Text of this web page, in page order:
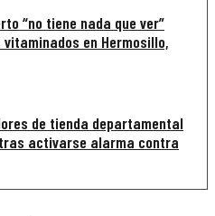
“no tiene nada que ver”
en Hermosillo,
de tienda departamental
activarse alarma contra